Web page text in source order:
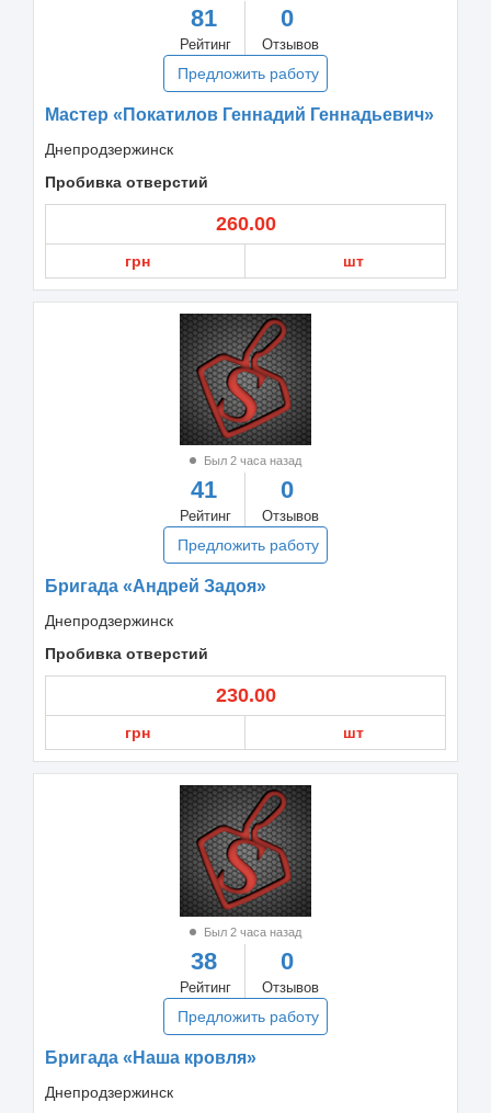
81
Рейтинг
0
Отзывов
Предложить работу
Мастер «Покатилов Геннадий Геннадьевич»
Днепродзержинск
Пробивка отверстий
260.00
грн шт
Был 2 часа назад
41
Рейтинг
0
Отзывов
Предложить работу
Бригада «Андрей Задоя»
Днепродзержинск
Пробивка отверстий
230.00
грн шт
Был 2 часа назад
38
Рейтинг
0
Отзывов
Предложить работу
Бригада «Наша кровля»
Днепродзержинск